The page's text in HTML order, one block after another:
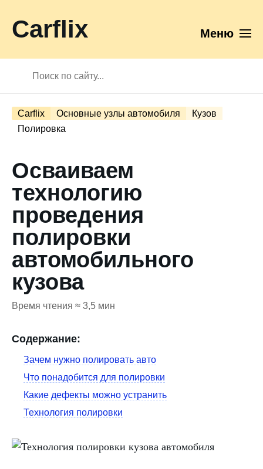
Carflix Меню
Carflix Основные узлы автомобиля
Кузов
Полировка
Осваиваем
технологию
проведения
полировки
автомобильного
кузова
Время чтения ≈ 3,5 мин
Содержание:
Зачем нужно полировать авто
Что понадобится для полировки
Какие дефекты можно устранить
Технология полировки